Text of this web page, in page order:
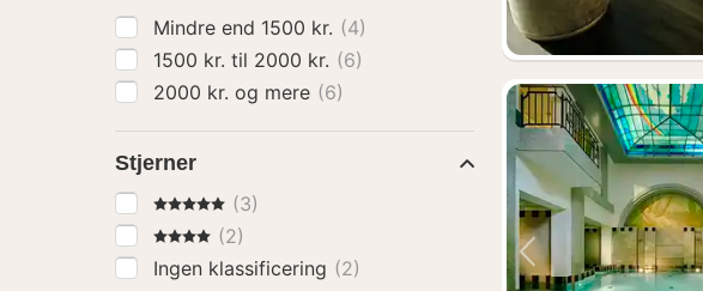
Forrige billede
Mindre end 1500 kr. (4)
1500 kr. til 2000 kr. (6)
2000 kr. og mere (6)
Stjerner
5 Stjerner(3)
4 Stjerner
(2)
Ingen klassificering (2)